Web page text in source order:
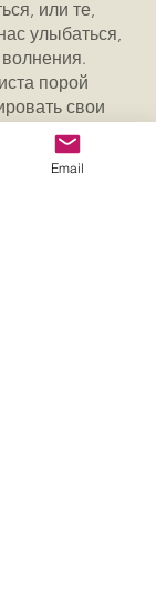
или те,
улыбаться,
порой
свои
себе и
опора
Email